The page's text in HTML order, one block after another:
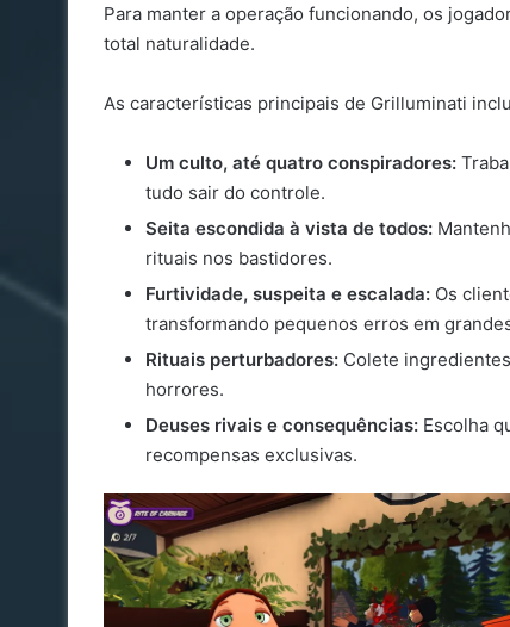
Para manter a operação funcionando, os
total naturalidade.
As características principais de Grilluminati
Um culto, até quatro conspiradores:
tudo sair do controle.
Seita escondida à vista de todos:
rituais nos bastidores.
Furtividade, suspeita e escalada: Os
transformando pequenos erros em
Rituais perturbadores: Colete
horrores.
Deuses rivais e consequências: Escolha
recompensas exclusivas.